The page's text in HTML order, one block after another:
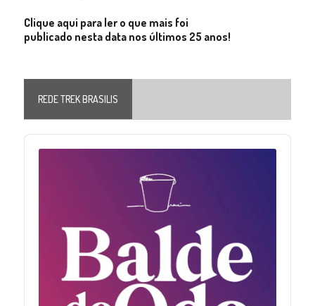
Clique aqui para ler o que mais foi
publicado nesta data nos últimos 25 anos!
REDE TREK BRASILIS
Audio
Player